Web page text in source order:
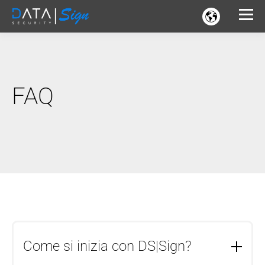
FAQ
Come si inizia con DS|Sign?